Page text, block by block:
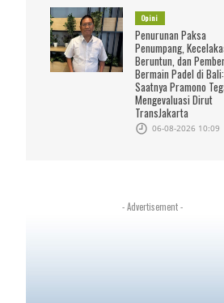
Opini
Penurunan Paksa
Penumpang,
Beruntun, dan
Bermain Padel di Bali:
Saatnya Pramono
Mengevaluasi Dirut
TransJakarta
06-08-2026 10:09
- Advertisement -